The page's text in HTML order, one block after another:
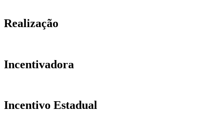
Realização
Incentivadora
Incentivo Estadual